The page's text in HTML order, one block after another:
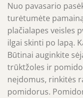
Nuo pavasario
turėtumėte
plačialapes veisles
ilgai skinti po lapą.
Būtinai auginkite
trūktžoles ir
neįdomus, rinkitės
pomidorus.